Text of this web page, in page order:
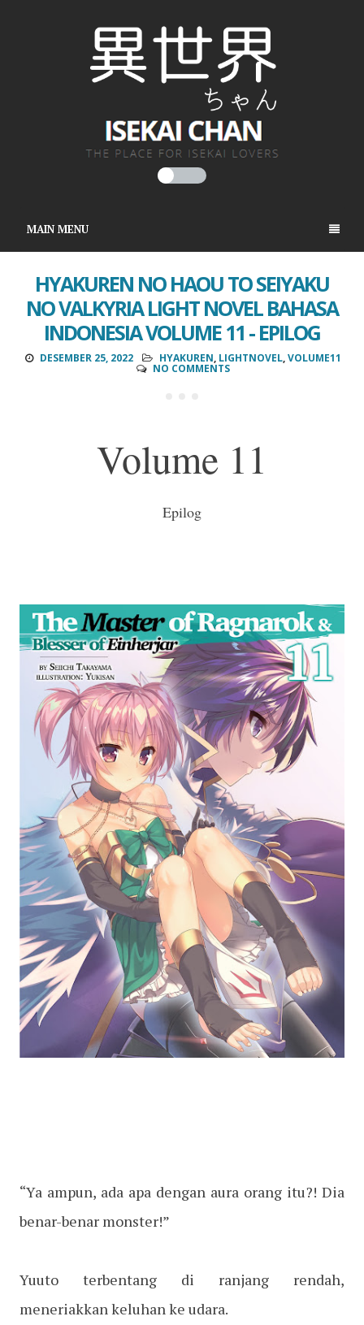
MAIN MENU
HYAKUREN NO HAOU TO SEIYAKU
NO VALKYRIA LIGHT NOVEL BAHASA
INDONESIA VOLUME 11 - EPILOG
DESEMBER 25, 2022 HYAKUREN, LIGHTNOVEL,VOLUME11
NO COMMENTS
Volume 11
Epilog
“Ya ampun, ada apa dengan aura orang itu?! Dia
benar-benar monster!”
Yuuto terbentang di ranjang rendah,
meneriakkan keluhan ke udara.